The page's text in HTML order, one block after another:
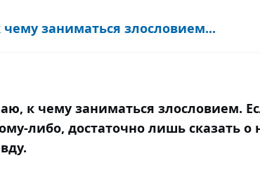
заниматься злословием...
к чему заниматься злословием.
либо, достаточно лишь сказать о